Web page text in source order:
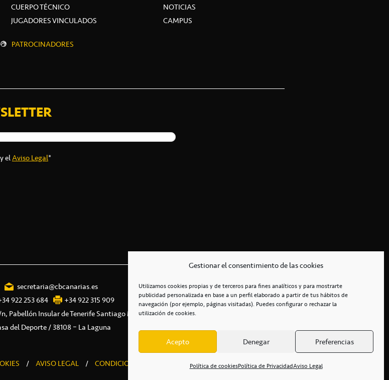
Gestionar el consentimiento de las cookies
Utilizamos cookies propias y de terceros para fines analíticos y para mostrarte
publicidad personalizada en base a un perfil elaborado a partir de tus hábitos de
navegación (por ejemplo, páginas visitadas). Puedes configurar o rechazar la
utilización de cookies.
Acepto Denegar Preferencias
Política de cookiesPolítica de PrivacidadAviso Legal
CUERPO TÉCNICO
JUGADORES VINCULADOS
PATROCINADORES
NOTICIAS
CAMPUS
y elAviso Legal*
secretaria@cbcanarias.es
922 253 684
+34 922 315 909
Pabellón Insular de Tenerife Santiago Martín
del Deporte / 38108 – La Laguna
/ AVISO LEGAL / CONDICIONES COMERCIALES / ACCESIBILIDAD